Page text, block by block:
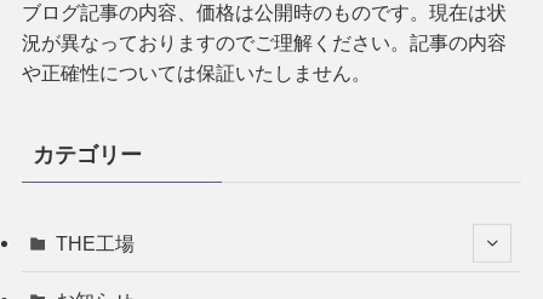
ブログ記事の内容、価格は公開時のものです。現在は状
況が異なっておりますのでご理解ください。記事の内容
や正確性については保証いたしません。
カテゴリー
THE工場